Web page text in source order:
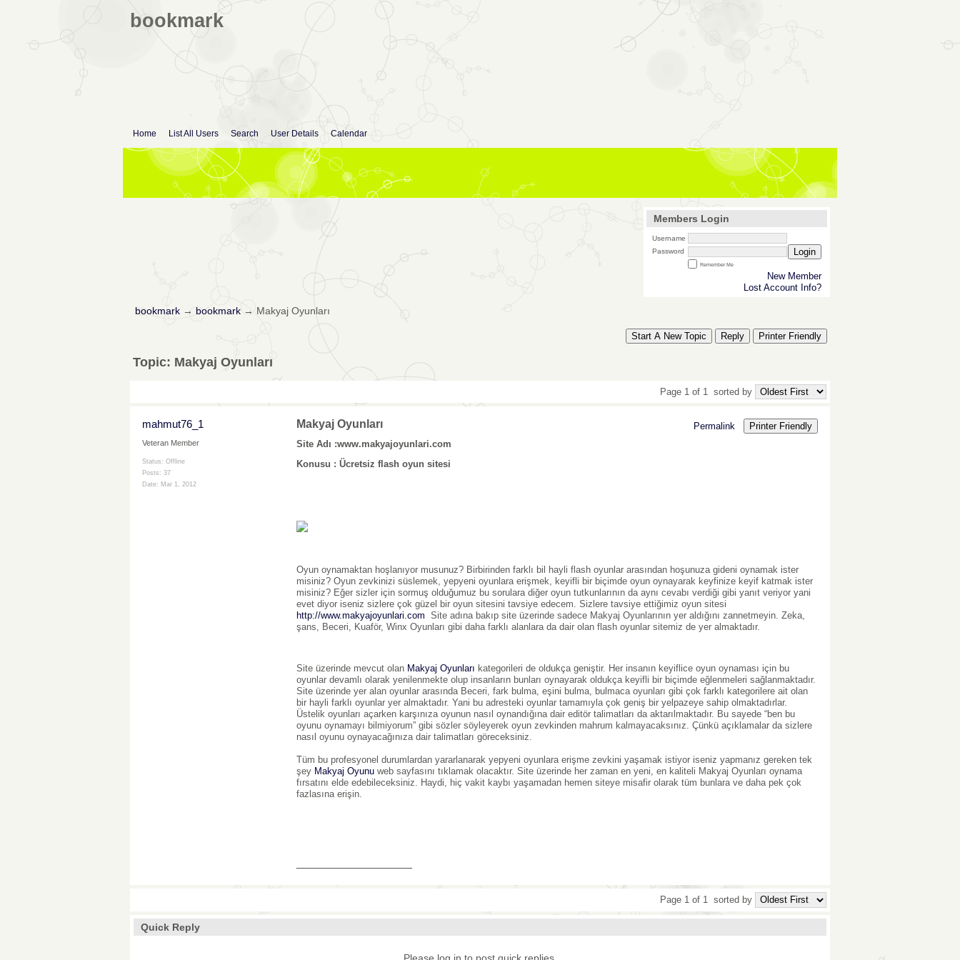
bookmark
Home List All Users Search User Details Calendar
Members Login
Username
Password
Login
Remember Me
New Member
Lost Account Info?
bookmark→ bookmark→ Makyaj Oyunları
Start A New Topic Reply Printer Friendly
Topic: Makyaj Oyunları
Page 1 of 1 sorted by
mahmut76_1
Veteran Member
Status: Offline
Posts: 37
Date: Mar 1, 2012
Makyaj Oyunları Permalink
Printer Friendly
Site Adı :www.makyajoyunlari.com
Konusu : Ücretsiz flash oyun sitesi
Oyun oynamaktan hoşlanıyor musunuz? Birbirinden farklı bil hayli flash oyunlar arasından hoşunuza gideni oynamak ister
misiniz? Oyun zevkinizi süslemek, yepyeni oyunlara erişmek, keyifli bir biçimde oyun oynayarak keyfinize keyif katmak ister
misiniz? Eğer sizler için sormuş olduğumuz bu sorulara diğer oyun tutkunlarının da aynı cevabı verdiği gibi yanıt veriyor yani
evet diyor iseniz sizlere çok güzel bir oyun sitesini tavsiye edecem. Sizlere tavsiye ettiğimiz oyun sitesi
http://www.makyajoyunlari.com Site adına bakıp site üzerinde sadece Makyaj Oyunlarının yer aldığını zannetmeyin. Zeka,
şans, Beceri, Kuaför, Winx Oyunları gibi daha farklı alanlara da dair olan flash oyunlar sitemiz de yer almaktadır.
Site üzerinde mevcut olan Makyaj Oyunları kategorileri de oldukça geniştir. Her insanın keyiflice oyun oynaması için bu
oyunlar devamlı olarak yenilenmekte olup insanların bunları oynayarak oldukça keyifli bir biçimde eğlenmeleri sağlanmaktadır.
Site üzerinde yer alan oyunlar arasında Beceri, fark bulma, eşini bulma, bulmaca oyunları gibi çok farklı kategorilere ait olan
bir hayli farklı oyunlar yer almaktadır. Yani bu adresteki oyunlar tamamıyla çok geniş bir yelpazeye sahip olmaktadırlar.
Üstelik oyunları açarken karşınıza oyunun nasıl oynandığına dair editör talimatları da aktarılmaktadır. Bu sayede “ben bu
oyunu oynamayı bilmiyorum” gibi sözler söyleyerek oyun zevkinden mahrum kalmayacaksınız. Çünkü açıklamalar da sizlere
nasıl oyunu oynayacağınıza dair talimatları göreceksiniz.
Tüm bu profesyonel durumlardan yararlanarak yepyeni oyunlara erişme zevkini yaşamak istiyor iseniz yapmanız gereken tek
şey Makyaj Oyunu web sayfasını tıklamak olacaktır. Site üzerinde her zaman en yeni, en kaliteli Makyaj Oyunları oynama
fırsatını elde edebileceksiniz. Haydi, hiç vakit kaybı yaşamadan hemen siteye misafir olarak tüm bunlara ve daha pek çok
fazlasına erişin.
Page 1 of 1 sorted by
Quick Reply